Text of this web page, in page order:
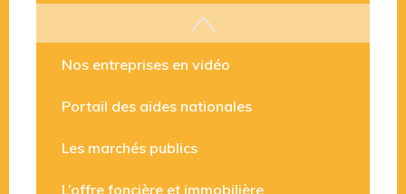
Les aides disponibles
Nos entreprises en vidéo
Portail des aides nationales
Les marchés publics